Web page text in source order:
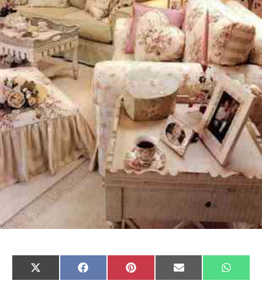
C
o
X
(
C
o
F
a
C
o
P
i
C
o
E
m
C
o
W
h